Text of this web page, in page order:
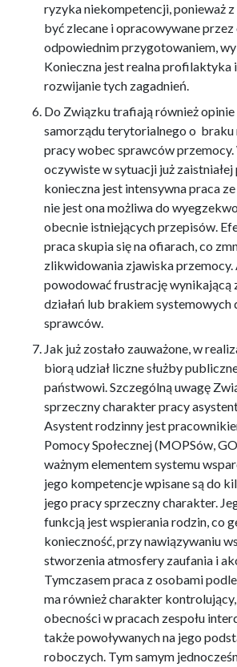
ryzyka niekompetencji, ponieważ z
być zlecane i opracowywane
odpowiednim przygotowaniem,
Konieczna jest realna profilaktyka
rozwijanie tych zagadnień.
Do Związku trafiają również
samorządu terytorialnego o braku
pracy wobec sprawców przemocy.
oczywiste w sytuacji już zaistniałej
konieczna jest intensywna praca
nie jest ona możliwa do
obecnie istniejących przepisów.
praca skupia się na ofiarach, co
zlikwidowania zjawiska
powodować frustrację wynikającą
działań lub brakiem systemowych
sprawców.
Jak już zostało zauważone, w
biorą udział liczne służby
państwowi. Szczególną uwagę
sprzeczny charakter pracy
Asystent rodzinny jest
Pomocy Społecznej (MOPSów,
ważnym elementem systemu
jego kompetencje wpisane są do
jego pracy sprzeczny charakter.
funkcją jest wspierania rodzin, co
konieczność, przy nawiązywaniu
stworzenia atmosfery zaufania i
Tymczasem praca z osobami
ma również charakter
obecności w pracach zespołu
także powoływanych na jego
roboczych. Tym samym